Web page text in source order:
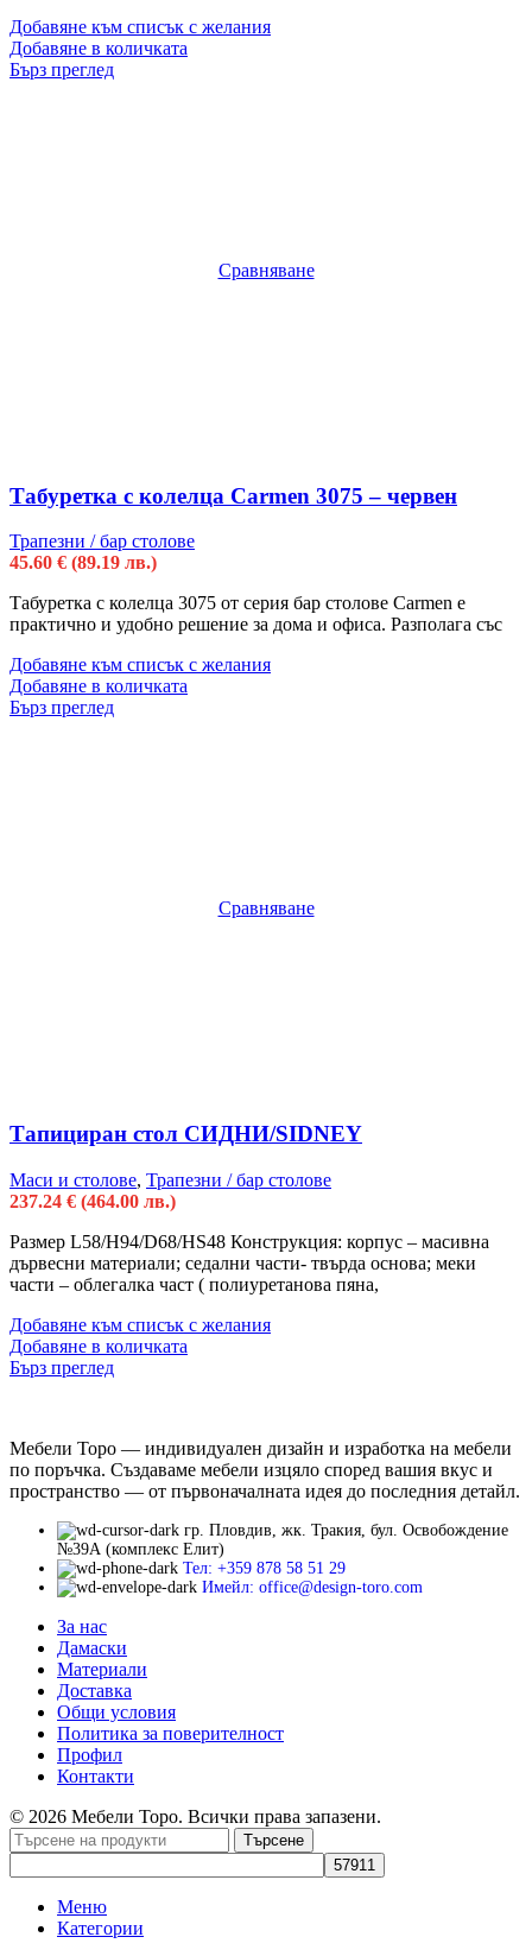
Добавяне към списък с желания
Добавяне в количката
Бърз преглед
Сравняване
Табуретка с колелца Carmen 3075 – червен
Трапезни / бар столове
45.60 € (89.19 лв.)
Табуретка с колелца 3075 от серия бар столове Carmen е
практично и удобно решение за дома и офиса. Разполага със
Добавяне към списък с желания
Добавяне в количката
Бърз преглед
Сравняване
Тапициран стол СИДНИ/SIDNEY
Маси и столове, Трапезни / бар столове
237.24 € (464.00 лв.)
Размер L58/H94/D68/HS48 Конструкция: корпус – масивна
дървесни материали; седални части- твърда основа; меки
части – облегалка част ( полиуретанова пяна,
Добавяне към списък с желания
Добавяне в количката
Бърз преглед
Мебели Торо — индивидуален дизайн и изработка на мебели
по поръчка. Създаваме мебели изцяло според вашия вкус и
пространство — от първоначалната идея до последния детайл.
гр. Пловдив, жк. Тракия, бул. Освобождение
№39А (комплекс Елит)
Тел: +359 878 58 51 29
Имейл: office@design-toro.com
За нас
Дамаски
Материали
Доставка
Общи условия
Политика за поверителност
Профил
Контакти
© 2026 Мебели Торо. Всички права запазени.
Търсене
Меню
Категории